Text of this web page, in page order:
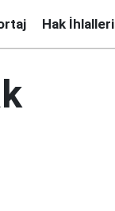
Hak İhlalleri